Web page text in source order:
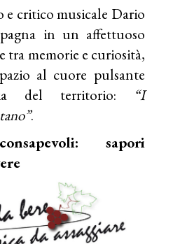
e critico musicale Dario
in un affettuoso
tra memorie e curiosità,
al cuore pulsante
del territorio:
“I
.
sapori